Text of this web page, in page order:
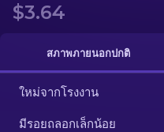
ถุงมือ
กล่อง
อื่น ๆ
$3.64
สภาพภายนอกปกติ
ใหม่จากโรงงาน
มีรอยถลอกเล็กน้อย